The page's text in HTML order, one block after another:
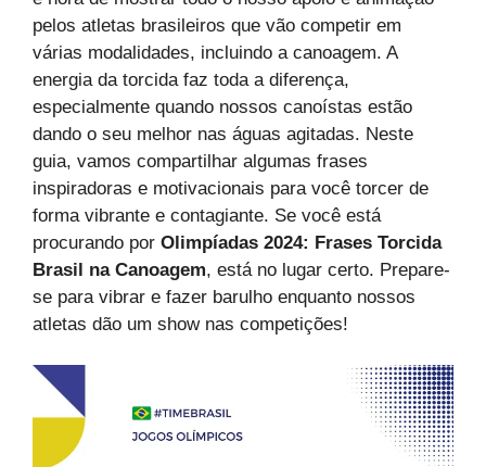
pelos atletas brasileiros que vão competir em
várias modalidades, incluindo a canoagem. A
energia da torcida faz toda a diferença,
especialmente quando nossos canoístas estão
dando o seu melhor nas águas agitadas. Neste
guia, vamos compartilhar algumas frases
inspiradoras e motivacionais para você torcer de
forma vibrante e contagiante. Se você está
procurando por Olimpíadas 2024: Frases Torcida
Brasil na Canoagem, está no lugar certo. Prepare-
se para vibrar e fazer barulho enquanto nossos
atletas dão um show nas competições!